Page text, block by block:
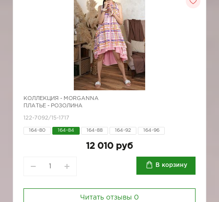
КОЛЛЕКЦИЯ - MORGANNA
ПЛАТЬЕ - РОЗОЛИНА
122-7092/15-1717
164-80 164-84 164-88 164-92 164-96
12 010 руб
В корзину
Читать отзывы 0